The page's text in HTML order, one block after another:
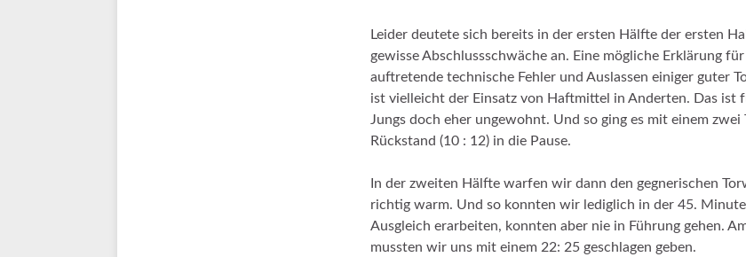
Leider deutete sich bereits in der ersten Hälfte der ersten
gewisse Abschlussschwäche an. Eine mögliche Erklärung
auftretende technische Fehler und Auslassen einiger guter
ist vielleicht der Einsatz von Haftmittel in Anderten. Das ist
Jungs doch eher ungewohnt. Und so ging es mit einem zwei
Rückstand (10 : 12) in die Pause.
In der zweiten Hälfte warfen wir dann den gegnerischen
richtig warm. Und so konnten wir lediglich in der 45. Minute
Ausgleich erarbeiten, konnten aber nie in Führung gehen.
mussten wir uns mit einem 22: 25 geschlagen geben.